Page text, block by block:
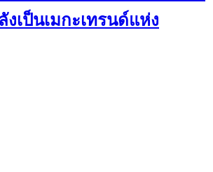
งเป็นเมกะเทรนด์แห่ง